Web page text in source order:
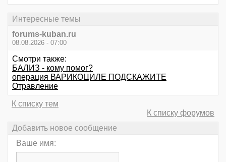
Интересные темы
forums-kuban.ru
08.08.2026 - 07:00
Смотри также:
БАЛИЗ - кому помог?
операция ВАРИКОЦИЛЕ ПОДСКАЖИТЕ
Отравление
К списку тем
К списку форумов
Добавить новое сообщение
Ваше имя: